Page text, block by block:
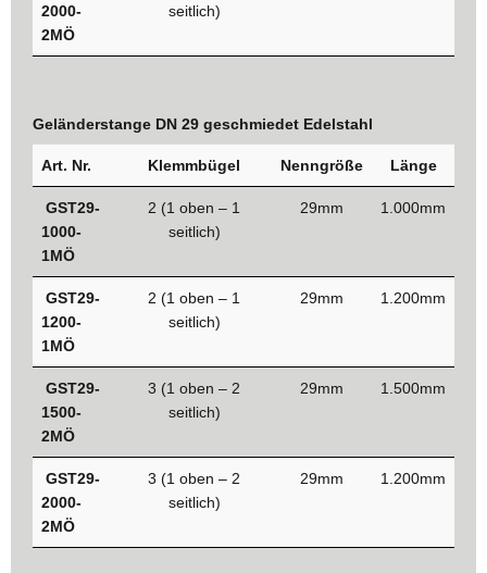
2000-
2MÖ
seitlich)
Geländerstange DN 29 geschmiedet Edelstahl
Art. Nr. Klemmbügel Nenngröße Länge
GST29-
1000-
1MÖ
2 (1 oben – 1
seitlich)
29mm 1.000mm
GST29-
1200-
1MÖ
2 (1 oben – 1
seitlich)
29mm 1.200mm
GST29-
1500-
2MÖ
3 (1 oben – 2
seitlich)
29mm 1.500mm
GST29-
2000-
2MÖ
3 (1 oben – 2
seitlich)
29mm 1.200mm